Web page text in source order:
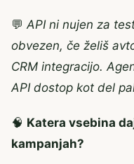
💬 API ni nujen za
obvezen, če želiš
CRM integracijo.
API dostop kot del
🧠 Katera vsebina
kampanjah?